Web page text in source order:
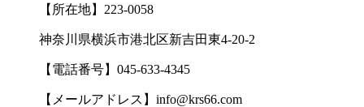
【所在地】 223-0058
神奈川県横浜市港北区新吉田東4-20-2
【電話番号】 045-633-4345
【メールアドレス】 info@krs66.com